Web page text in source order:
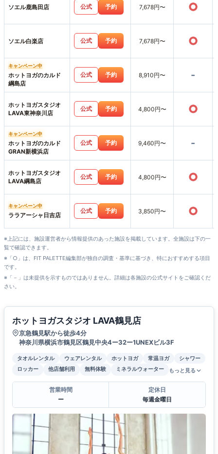
ソエル鹿島田店 公式 予約 7,678円〜 ○
ソエル白楽店 公式 予約 7,678円〜 ○
キャンペーン中
ホットヨガのカルド
綱島店
公式 予約 8,910円〜 -
ホットヨガスタジオ
LAVA東神奈川店
公式 予約 4,800円〜 ○
キャンペーン中
ホットヨガのカルド
GRAN新横浜店
公式 予約 9,460円〜 -
ホットヨガスタジオ
LAVA綱島店
公式 予約 4,800円〜 ○
キャンペーン中
ララアーシャ日吉店
公式 予約 3,850円〜 ○
※上記には、施設運営者から情報提供のあった施設を掲載しています。全施設は下の一
覧で確認できます。
※「○」は、FIT PALETTE編集部が独自の調査・基準に基づき、特におすすめする項目
です。
※「－」は未提供を示すものではありません。詳細は各施設の公式サイトをご確認くだ
さい。
ホットヨガスタジオ LAVA鶴見店
京急鶴見駅から徒歩4分
神奈川県横浜市鶴見区鶴見中央4ー32ー1UNEXビル3F
タオルレンタル ウェアレンタル ホットヨガ 常温ヨガ
シャワー
ロッカー
他店舗利用 無料体験 ミネラルウォーター もっと見る
営業時間
ー
定休日
毎週金曜日